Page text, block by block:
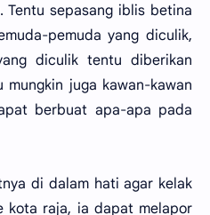
Tentu sepasang iblis betina
pemuda yang diculik,
diculik tentu diberikan
juga kawan-kawan
berbuat apa-apa pada
di dalam hati agar kelak
kota raja, ia dapat melapor